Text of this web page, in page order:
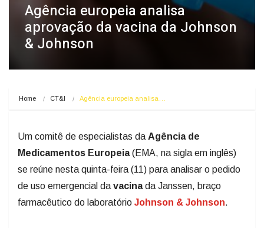
Agência europeia analisa
aprovação da vacina da Johnson
& Johnson
Home CT&I Agência europeia analisa…
Um comitê de especialistas daAgência de
Medicamentos Europeia(EMA, na sigla em inglês)
se reúne nesta quinta-feira (11) para analisar o pedido
de uso emergencial davacinada Janssen, braço
farmacêutico do laboratório Johnson & Johnson.